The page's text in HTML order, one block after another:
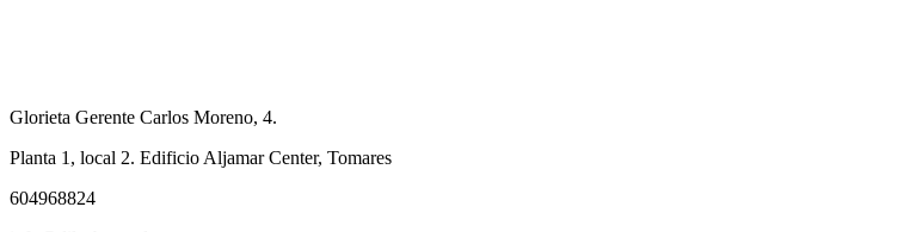
Glorieta Gerente Carlos Moreno, 4.
Planta 1, local 2. Edificio Aljamar Center, Tomares
604968824